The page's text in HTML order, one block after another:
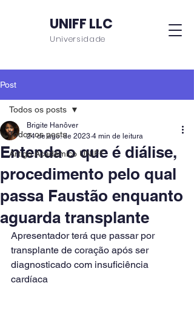
UNIFF LLC
Universidade
Post
Todos os posts
Artigo Acadêmico UNIFF
Todos os posts
Entenda o que é diálise,
procedimento pelo qual
passa Faustão enquanto
aguarda transplante
Brigite Hanôver
24 de ago. de 2023 4 min de leitura
Apresentador terá que passar por
transplante de coração após ser
diagnosticado com insuficiência
cardíaca